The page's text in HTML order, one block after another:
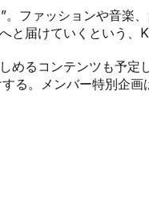
ファッションや音楽
と届けていくという、
めるコンテンツも予定
る。メンバー特別企画